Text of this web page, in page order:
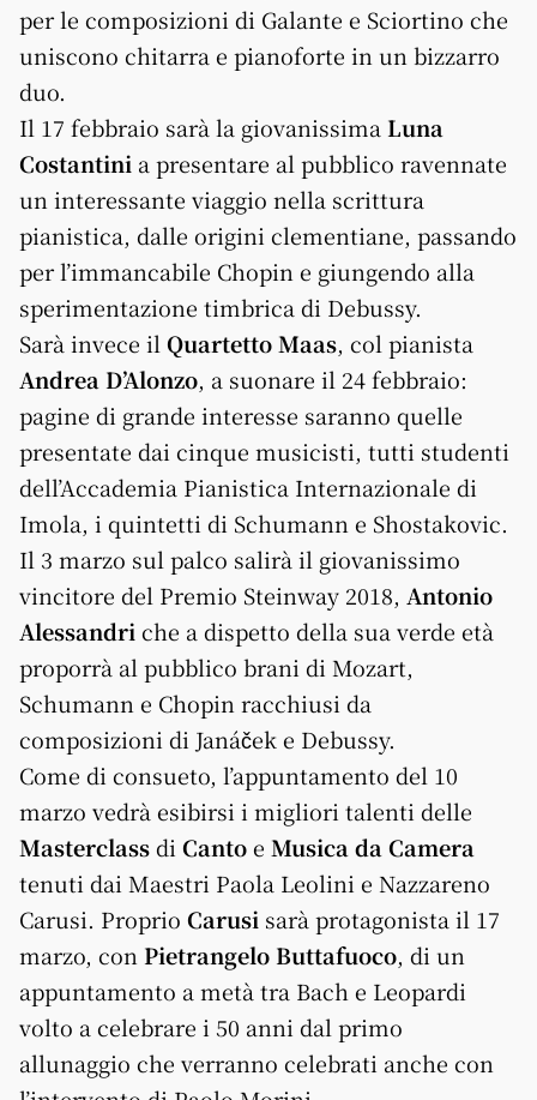
per le composizioni di Galante e Sciortino che
uniscono chitarra e pianoforte in un bizzarro
duo.
Il 17 febbraio sarà la giovanissima Luna
Costantini a presentare al pubblico ravennate
un interessante viaggio nella scrittura
pianistica, dalle origini clementiane, passando
per l’immancabile Chopin e giungendo alla
sperimentazione timbrica di Debussy.
Sarà invece il Quartetto Maas, col pianista
Andrea D’Alonzo, a suonare il 24 febbraio:
pagine di grande interesse saranno quelle
presentate dai cinque musicisti, tutti studenti
dell’Accademia Pianistica Internazionale di
Imola, i quintetti di Schumann e Shostakovic.
Il 3 marzo sul palco salirà il giovanissimo
vincitore del Premio Steinway 2018, Antonio
Alessandri che a dispetto della sua verde età
proporrà al pubblico brani di Mozart,
Schumann e Chopin racchiusi da
composizioni di Janáček e Debussy.
Come di consueto, l’appuntamento del 10
marzo vedrà esibirsi i migliori talenti delle
Masterclassdi Cantoe Musica da Camera
tenuti dai Maestri Paola Leolini e Nazzareno
Carusi. Proprio Carusi sarà protagonista il 17
marzo, con Pietrangelo Buttafuoco, di un
appuntamento a metà tra Bach e Leopardi
volto a celebrare i 50 anni dal primo
allunaggio che verranno celebrati anche con